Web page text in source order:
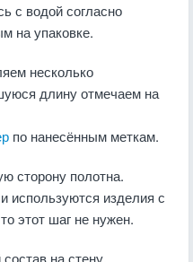
с водой согласно
на упаковке.
несколько
длину отмечаем на
по нанесённым меткам.
сторону полотна.
используются изделия с
этот шаг не нужен.
на стену.